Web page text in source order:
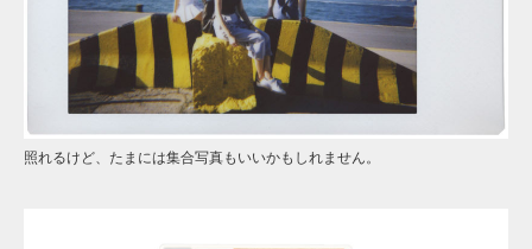
照れるけど、たまには集合写真もいいかもしれません。